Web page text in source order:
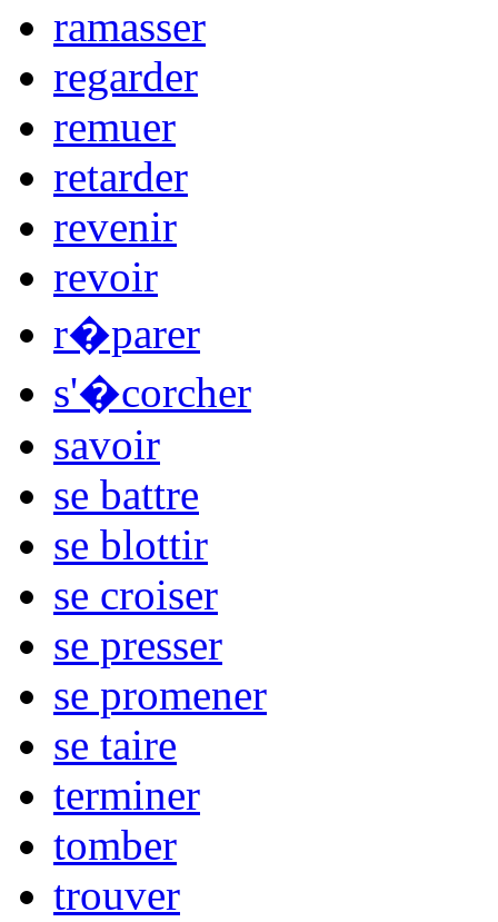
ramasser
regarder
remuer
retarder
revenir
revoir
r�parer
s'�corcher
savoir
se battre
se blottir
se croiser
se presser
se promener
se taire
terminer
tomber
trouver